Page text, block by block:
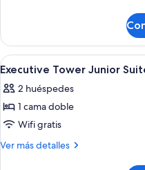
Twin
(La
Cime
Access)
Tower
Premier
Twin
Cime
Access)
Abrir
todas
las
fotos
de
Executive
5
Executive Tower Junior
2 huéspedes
1 cama doble
Wifi gratis
Ver más detalles
Más